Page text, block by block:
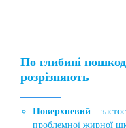
По глибині
розрізняють
Поверхневий –
проблемної жирної